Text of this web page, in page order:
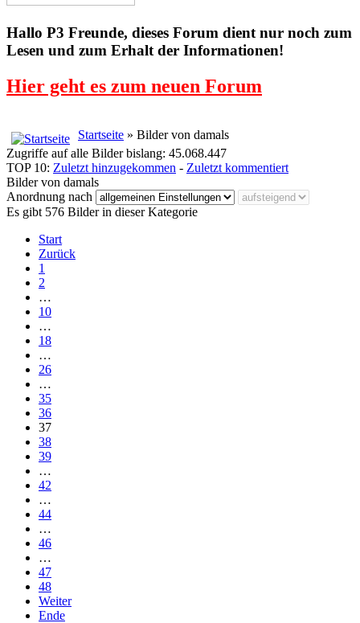
Hallo P3 Freunde, dieses Forum dient nur noch zum
Lesen und zum Erhalt der Informationen!
Hier geht es zum neuen Forum
Startseite » Bilder von damals
Zugriffe auf alle Bilder bislang: 45.068.447
TOP 10: Zuletzt hinzugekommen - Zuletzt kommentiert
Bilder von damals
Anordnung nach
Es gibt 576 Bilder in dieser Kategorie
Start
Zurück
1
2
…
10
…
18
…
26
…
35
36
37
38
39
…
42
…
44
…
46
…
47
48
Weiter
Ende